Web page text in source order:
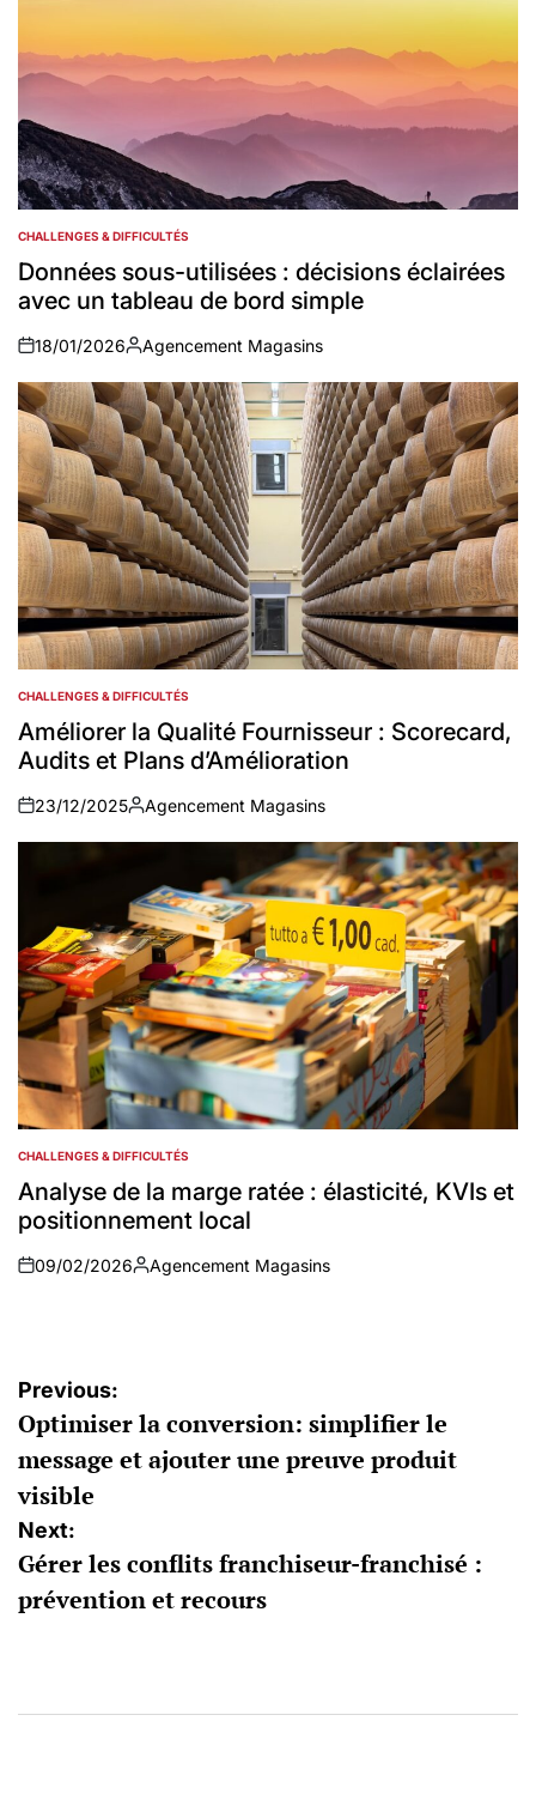
POSTED
IN
CHALLENGES & DIFFICULTÉS
Données sous-utilisées : décisions éclairées
avec un tableau de bord simple
on
18/01/2026
Auteur
Agencement Magasins
POSTED
IN
CHALLENGES & DIFFICULTÉS
Améliorer la Qualité Fournisseur : Scorecard,
Audits et Plans d’Amélioration
on
23/12/2025
Auteur
Agencement Magasins
POSTED
IN
CHALLENGES & DIFFICULTÉS
Analyse de la marge ratée : élasticité, KVIs et
positionnement local
on
09/02/2026
Auteur
Agencement Magasins
Navigation
de
l’article
Previous:
Optimiser la conversion: simplifier le
message et ajouter une preuve produit
visible
Next:
Gérer les conflits franchiseur-franchisé :
prévention et recours